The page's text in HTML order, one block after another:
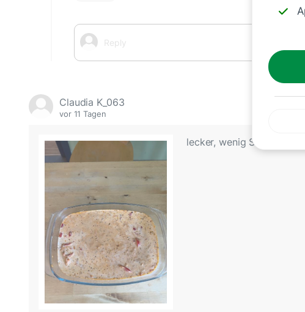
Claudia K_063
vor 11 Tagen
lecker, wenig Soße